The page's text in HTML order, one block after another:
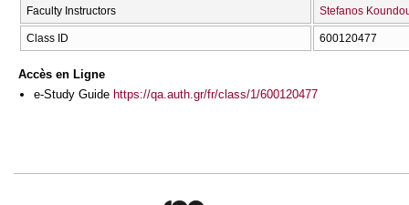
Faculty Instructors Stefanos
Class ID 600120477
Accès en Ligne
e-Study Guide https://qa.auth.gr/fr/class/1/600120477